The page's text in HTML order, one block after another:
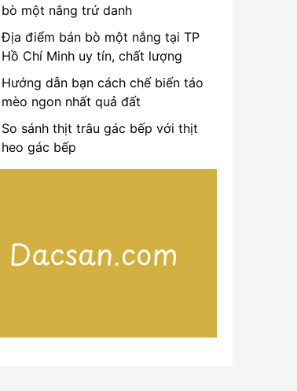
bò một nắng trứ danh
Địa điểm bán bò một nắng tại TP
Hồ Chí Minh uy tín, chất lượng
Hướng dẫn bạn cách chế biến táo
mèo ngon nhất quả đất
So sánh thịt trâu gác bếp với thịt
heo gác bếp